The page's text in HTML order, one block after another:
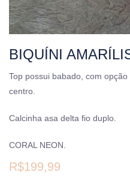
BIQUÍNI
Top possui babado, com
centro.
Calcinha asa delta fio duplo.
CORAL NEON.
R$199,99